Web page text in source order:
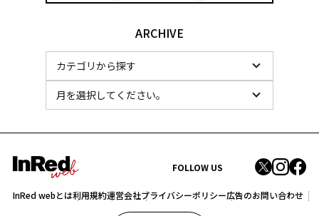
ARCHIVE
FOLLOW US
InRed webとは利用規約運営会社プライバシーポリシー広告のお問い合わせ